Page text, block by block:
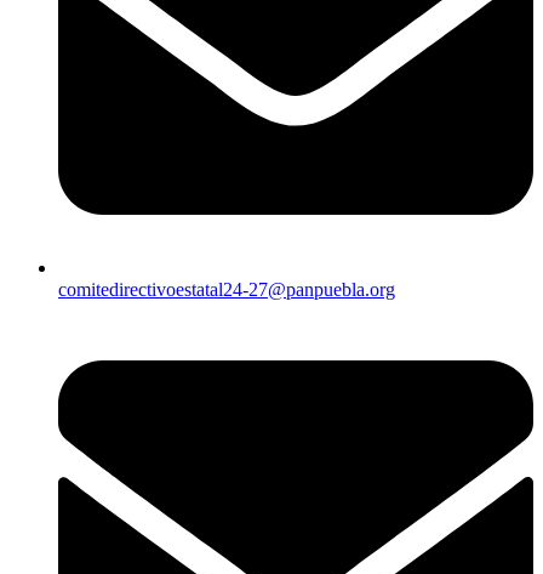
comitedirectivoestatal24-27@panpuebla.org